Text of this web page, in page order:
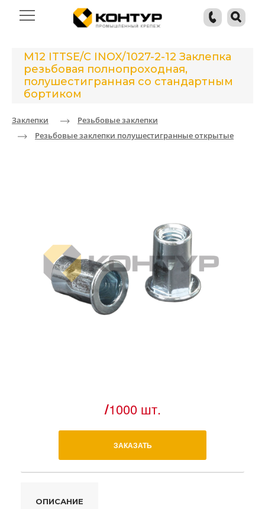
M12 ITTSE/C INOX/1027-2-12 Заклепка
резьбовая полнопроходная,
полушестигранная со стандартным
бортиком
Заклепки
Резьбовые заклепки
Резьбовые заклепки полушестигранные открытые
/1000 шт.
ЗАКАЗАТЬ
ОПИСАНИЕ